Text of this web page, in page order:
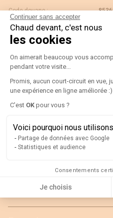
Continuer sans accepter
Chaud devant, c'est nous
les cookies
Plateforme de
On aimerait beaucoup vous
pendant votre visite...
Promis, aucun court-circuit en vue,
une expérience en ligne améliorée :)
C'est OK pour vous ?
Voici pourquoi nous
Partage de données avec Google
Statistiques et audience
Consentements
Je choisis
Code douane :
Désignation :
Nombre de pôles :
Unité de contenu : PC
Largeur du produit : 0.45
Reference bim link :
Longueur du produit :
Profondeur du produit :
d'emballage :